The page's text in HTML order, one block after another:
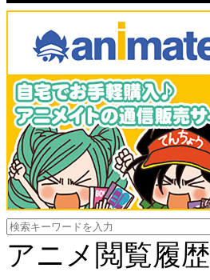
アニメ閲覧履歴